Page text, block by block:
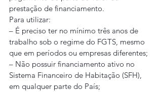
prestação de financiamento.
Para utilizar:
– É preciso ter no mínimo três anos de
trabalho sob o regime do FGTS, mesmo
que em períodos ou empresas diferentes;
– Não possuir financiamento ativo no
Sistema Financeiro de Habitação (SFH),
em qualquer parte do País;